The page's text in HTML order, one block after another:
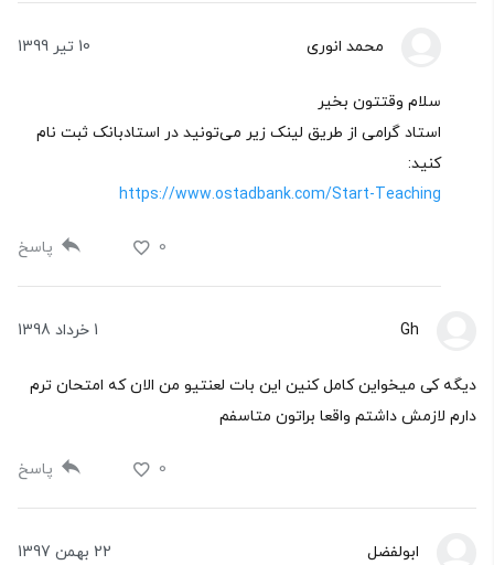
محمد انوری 10 تیر 1399
سلام وقتتون بخیر
استاد گرامی از طریق لینک زیر می‌تونید در استادبانک ثبت نام
کنید:
https://www.ostadbank.com/Start-Teaching
0 پاسخ
Gh 1 خرداد 1398
دیگه کی میخواین کامل کنین این بات لعنتیو من الان که امتحان ترم
دارم لازمش داشتم واقعا براتون متاسفم
0 پاسخ
ابولفضل 22 بهمن 1397